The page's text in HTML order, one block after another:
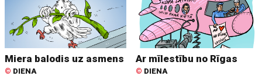
Miera balodis uz asmens
© DIENA
Ar mīlestību no Rīgas
© DIENA